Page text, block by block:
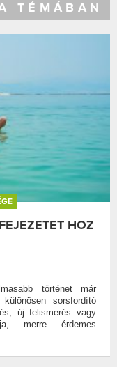
TÉMÁBAN
HOZ
történet már
sorsfordító
új felismerés vagy
merre érdemes